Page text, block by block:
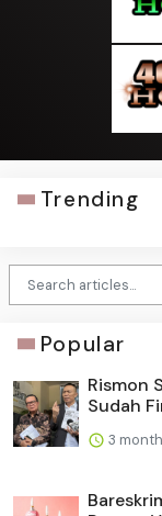
Trending
Popular
Rismon
Sudah
3